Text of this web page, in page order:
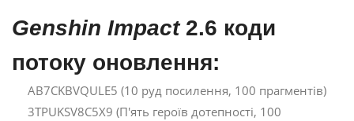
Genshin Impact2.6 коди
потоку оновлення:
AB7CKBVQULE5 (10 руд посилення, 100 прагментів)
3TPUKSV8C5X9 (П'ять героїв дотепності, 100